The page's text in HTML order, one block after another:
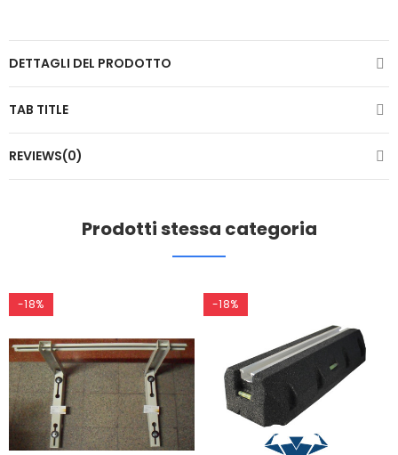
DETTAGLI DEL PRODOTTO
TAB TITLE
REVIEWS(0)
Prodotti stessa categoria
-18% -18%